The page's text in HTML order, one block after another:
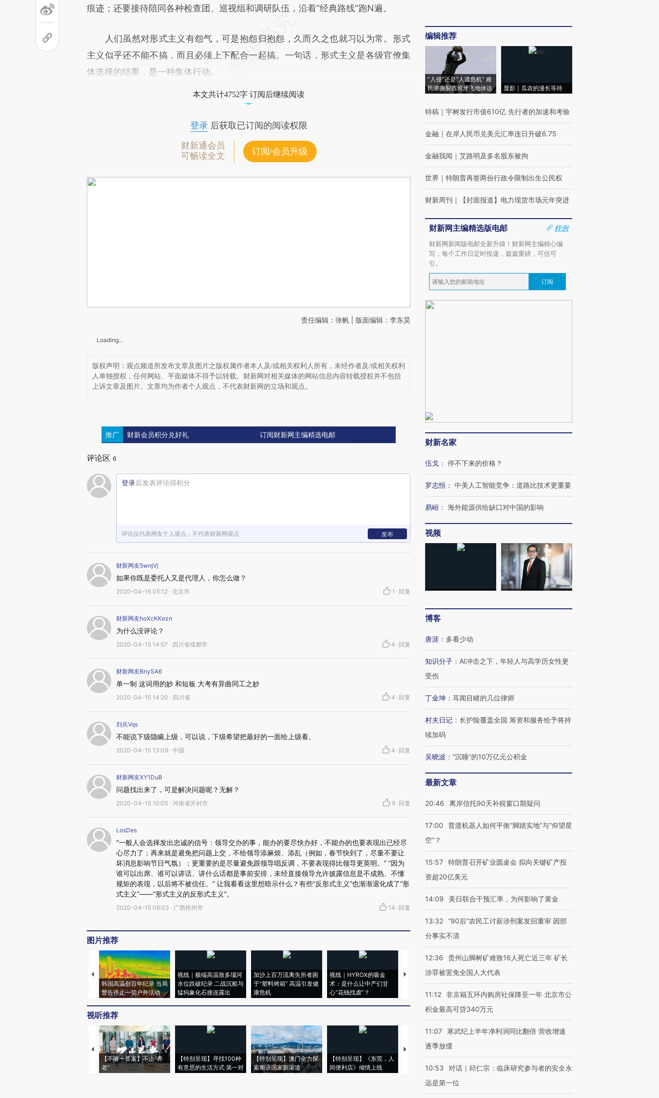
痕迹；还要接待陪同各种检查团、巡视组和调研队伍，沿着“经典路线”跑N遍。
人们虽然对形式主义有怨气，可是抱怨归抱怨，久而久之也就习以为常。形式
主义似乎还不能不搞，而且必须上下配合一起搞。一句话，形式主义是各级官僚集
体选择的结果，是一种集体行动。
本文共计4752字 订阅后继续阅读
登录后获取已订阅的阅读权限
财新通会员
可畅读全文
订阅/会员升级
责任编辑：张帆 | 版面编辑：李东昊
Loading...
版权声明：观点频道所发布文章及图片之版权属作者本人及/或相关权利人所有，未经作者及/或相关权利
人单独授权，任何网站、平面媒体不得予以转载。财新网对相关媒体的网站信息内容转载授权并不包括
上诉文章及图片。文章均为作者个人观点，不代表财新网的立场和观点。
推广 财新会员积分兑好礼 订阅财新网主编精选电邮
评论区 6
登录后发表评论得积分
评论仅代表网友个人观点，不代表财新网观点 发布
财新网友5wnjVj
如果你既是委托人又是代理人，你怎么做？
2020-04-16 05:12 · 北京市 1 · 回复
财新网友hoXcKKezn
为什么没评论？
2020-04-15 14:57 · 四川省成都市 4 · 回复
财新网友BnySA6
单一制 这词用的妙 和短板 大考有异曲同工之妙
2020-04-15 14:20 · 四川省 4 · 回复
刘兵Vqs
不能说下级隐瞒上级，可以说，下级希望把最好的一面给上级看。
2020-04-15 13:09 · 中国 4 · 回复
财新网友XY1DuB
问题找出来了，可是解决问题呢？无解？
2020-04-15 10:05 · 河南省开封市 9 · 回复
LosDes
“一般人会选择发出忠诚的信号：领导交办的事，能办的要尽快办好，不能办的也要表现出已经尽
心尽力了；再来就是避免把问题上交，不给领导添麻烦、添乱（例如，春节快到了，尽量不要让
坏消息影响节日气氛）；更重要的是尽量避免跟领导唱反调，不要表现得比领导更英明。” “因为
谁可以出席、谁可以讲话、讲什么话都是事前安排，未经直接领导允许披露信息是不成熟、不懂
规矩的表现，以后将不被信任。” 让我看看这里想暗示什么？有些“反形式主义”也渐渐退化成了“形
式主义”——“形式主义的反形式主义”。
2020-04-15 08:03 · 广西梧州市 14 · 回复
图片推荐
韩国高温创百年纪录 当局
警告停止一切户外活动
视线｜极端高温致多瑙河
水位跌破纪录 二战沉船与
猛犸象化石接连露出
加沙上百万流离失所者困
于“塑料烤箱” 高温引发健
康危机
视线｜HYROX的吸金
术：是什么让中产们甘
心“花钱找虐”？
马航飞行员跨国走私7万
粒摇头丸 尿检体内含3种
视线｜被称为“蟑螂”的印
度Z世代 用街头抗争将教
育部长拱下台
机”？难民潮撕裂西班牙
飞地休达
视听推荐
【不唯一答案】不止“养
老”
【特别呈现】寻找100种
有意思的生活方式·第一对
【特别呈现】澳门全力探
索葡语国家新渠道
【特别呈现】《东莞，人
间便利店》倾情上线
【推广】走进第四届链博
会，让数智科技“链”接产
【特别呈现】寻找100种
有意思的生活方式·第三对
CFO：不靠规模取胜，华
住三大增长引擎是什么？
编辑推荐
“入侵”还是“人道危机” 难
民潮撕裂西班牙飞地休达
显影｜瓜农的漫长等待
特稿 ｜ 宇树发行市值610亿 先行者的加速和考验
金融 ｜ 在岸人民币兑美元汇率连日升破6.75
金融我闻 ｜ 艾路明及多名股东被拘
世界 ｜ 特朗普再签两份行政令限制出生公民权
财新周刊 ｜ 【封面报道】电力现货市场元年突进
财新网主编精选版电邮
样例
财新网新闻版电邮全新升级！财新网主编精心编
写，每个工作日定时投递，篇篇重磅，可信可
引。
订阅
财新名家
伍戈 ： 停不下来的价格？
罗志恒 ： 中美人工智能竞争：道路比技术更重要
易峘 ： 海外能源供给缺口对中国的影响
视频
博客
唐涯 ： 多看少动
知识分子 ： AI冲击之下，年轻人与高学历女性更
受伤
丁金坤 ： 耳闻目睹的几位律师
村夫日记 ： 长护险覆盖全国 筹资和服务给予将持
续加码
吴晓波 ： “沉睡”的10万亿元公积金
最新文章
20:46 离岸信托90天补税窗口期疑问
17:00
普渡机器人如何平衡“脚踏实地”与“仰望星
空”？
15:57 特朗普召开矿业圆桌会 拟向关键矿产投
资超20亿美元
14:09 美日联合干预汇率，为何影响了黄金
13:32 “90后”农民工讨薪涉刑案发回重审 因部
分事实不清
12:36
贵州山脚树矿难致16人死亡近三年 矿长
涉罪被罢免全国人大代表
11:12 非京籍五环内购房社保降至一年 北京市公
积金最高可贷340万元
11:07
寒武纪上半年净利润同比翻倍 营收增速
逐季放缓
10:53
对话｜邱仁宗：临床研究参与者的安全永
远是第一位